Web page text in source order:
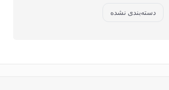
دسته‌بندی نشده